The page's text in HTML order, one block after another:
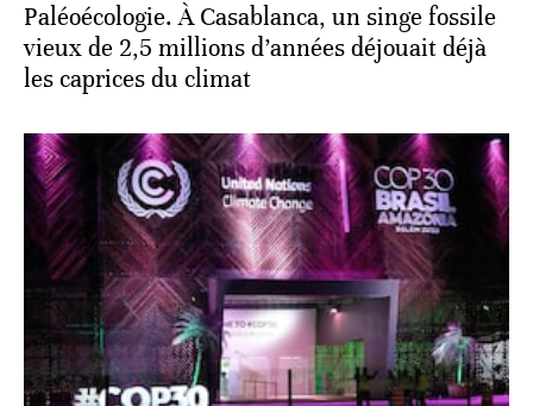
Paléoécologie. À Casablanca, un singe fossile
vieux de 2,5 millions d’années déjouait déjà
les caprices du climat